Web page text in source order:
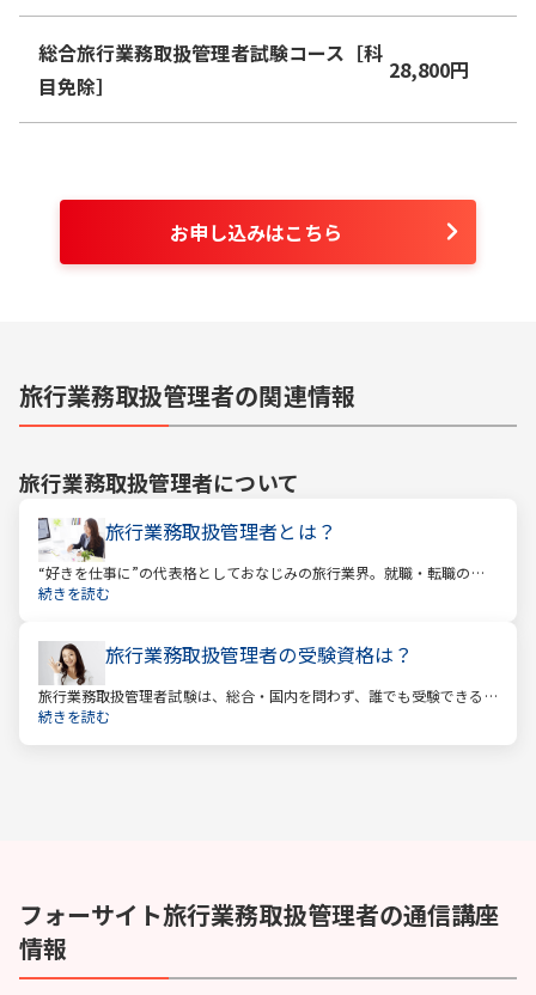
総合旅行業務取扱管理者試験コース［科
目免除］
28,800円
お申し込みはこちら
旅行業務取扱管理者の関連情報
旅行業務取扱管理者について
旅行業務取扱管理者とは？
“好きを仕事に”の代表格としておなじみの旅行業界。就職・転職の人
気企業ランキングでは旅行会社が常に上位に君臨し、いつの時代にも
続きを読む
旅行業務取扱管理者の受験資格は？
旅行業務取扱管理者試験は、総合・国内を問わず、誰でも受験できる
資格です。一般的に「国家資格」といえば受験資格が多いですが、
続きを読む
フォーサイト旅行業務取扱管理者の通信講座
情報